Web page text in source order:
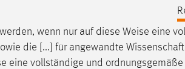
wenn nur auf diese Weise eine
die [...] für angewandte
eine vollständige und